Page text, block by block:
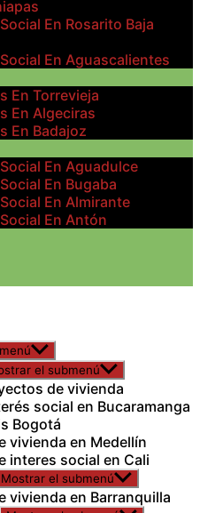
En Rosarito Baja
En Aguascalientes
En Torrevieja
En Algeciras
En Badajoz
En Aguadulce
En Bugaba
En Almirante
En Antón
el submenú
de vivienda
social en Bucaramanga
Bogotá
vivienda en Medellín
interes social en Cali
Mostrar el submenú
vivienda en Barranquilla